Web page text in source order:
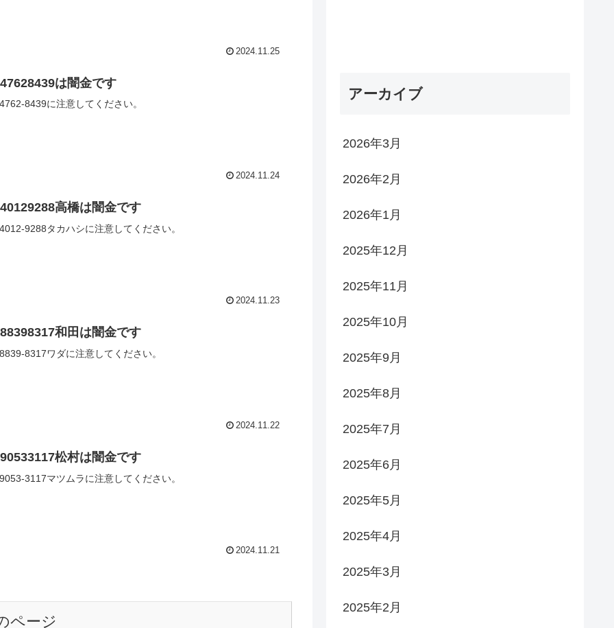
2024.11.25
は闇金です
8439に注意してください。
2024.11.24
高橋は闇金です
9288タカハシに注意してください。
2024.11.23
和田は闇金です
8317ワダに注意してください。
2024.11.22
松村は闇金です
3117マツムラに注意してください。
2024.11.21
ページ
アーカイブ
2026年3月
2026年2月
2026年1月
2025年12月
2025年11月
2025年10月
2025年9月
2025年8月
2025年7月
2025年6月
2025年5月
2025年4月
2025年3月
2025年2月